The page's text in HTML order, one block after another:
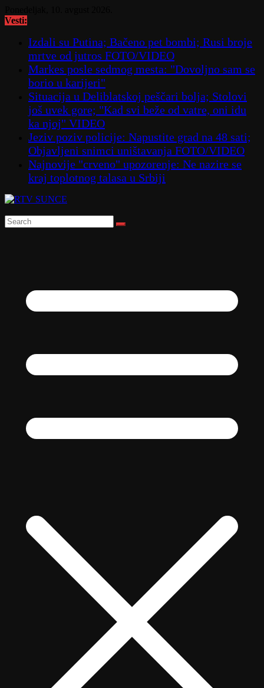
to
Vesti:
Izdali su Putina; Bačeno pet bombi; Rusi broje
mrtve od jutros FOTO/VIDEO
Markes posle sedmog mesta: "Dovoljno sam se
borio u karijeri"
Situacija u Deliblatskoj peščari bolja; Stolovi
još uvek gore; "Kad svi beže od vatre, oni idu
ka njoj" VIDEO
Jeziv poziv policije: Napustite grad na 48 sati;
Objavljeni snimci uništavanja FOTO/VIDEO
Najnovije "crveno" upozorenje: Ne nazire se
kraj toplotnog talasa u Srbiji